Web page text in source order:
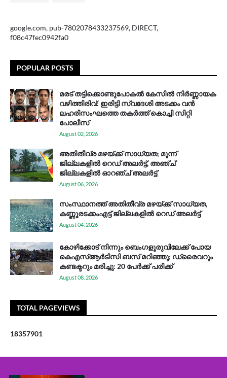
google.com, pub-7802078433237569, DIRECT,
f08c47fec0942fa0
POPULAR POSTS
മരട് തട്ടിക്കൊണ്ടുപോകൽ കേസിൽ നിർണ്ണായക
വഴിത്തിരിവ്: ഇരിട്ടി സ്വദേശി അടക്കം വൻ
ലഹരിസംഘത്തെ തകർത്ത് കൊച്ചി സിറ്റി
പോലീസ്
August 02, 2026
അതിതീവ്ര മഴയ്ക്ക് സാധ്യത; മൂന്ന്
ജില്ലകളിൽ റെഡ് അലർട്ട്, അഞ്ച്
ജില്ലകളിൽ ഓറഞ്ച് അലർട്ട്
August 06, 2026
സം​സ്ഥാ​ന​ത്ത് അ​തി​തീ​വ്ര മ​ഴ​യ്ക്ക് സാ​ധ്യ​ത,
കണ്ണൂരടക്കംഎ​ട്ട് ജി​ല്ല​ക​ളി​ൽ റെ​ഡ് അ​ലർ​ട്ട്
August 04, 2026
കോഴിക്കോട് നിന്നും ബെംഗളൂരുവിലേക്ക് പോയ
കെഎസ്ആര്‍ടിസി ബസ് മറിഞ്ഞു; ഡ്രൈവറും
കണ്ടക്ടറും മരിച്ചു: 20 പേര്‍ക്ക് പരിക്ക്
August 08, 2026
TOTAL PAGEVIEWS
18357901